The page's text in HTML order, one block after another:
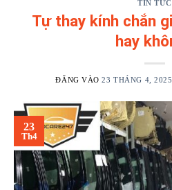
TIN TỨC
Tự thay kính chắn
hay
ĐĂNG VÀO23 THÁNG 4, 2025
23
Th4